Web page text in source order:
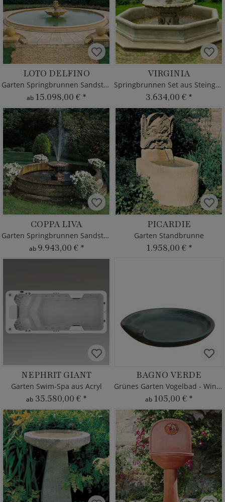
LOTO DELFINO
Garten Springbrunnen Sandstein groß
ab 15.098,00 € *
VIRGINIA
Springbrunnen Set aus Steinguss
3.634,00 € *
COPPA LIVA
Garten Springbrunnen Sandstein groß
ab 9.943,00 € *
PICARDIE
Garten Standbrunne
1.958,00 € *
NEPHRIT GIANT
Garten Swim-Spa aus Acryl
ab 35.580,00 € *
BAGNO VERDE
Grünes Garten Vogelbad - Winterfest
ab 105,00 € *